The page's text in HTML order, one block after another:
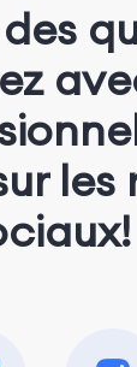
les